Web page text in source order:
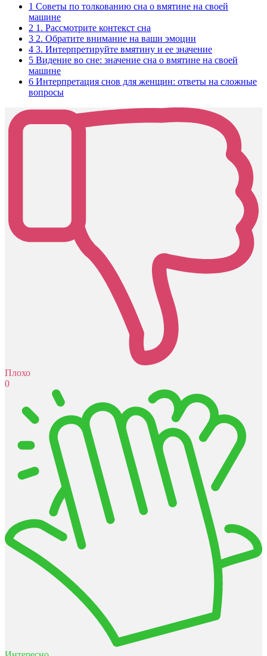
1 Советы по толкованию сна о вмятине на своей
машине
2 1. Рассмотрите контекст сна
3 2. Обратите внимание на ваши эмоции
4 3. Интерпретируйте вмятину и ее значение
5 Видение во сне: значение сна о вмятине на своей
машине
6 Интерпретация снов для женщин: ответы на сложные
вопросы
Плохо
0